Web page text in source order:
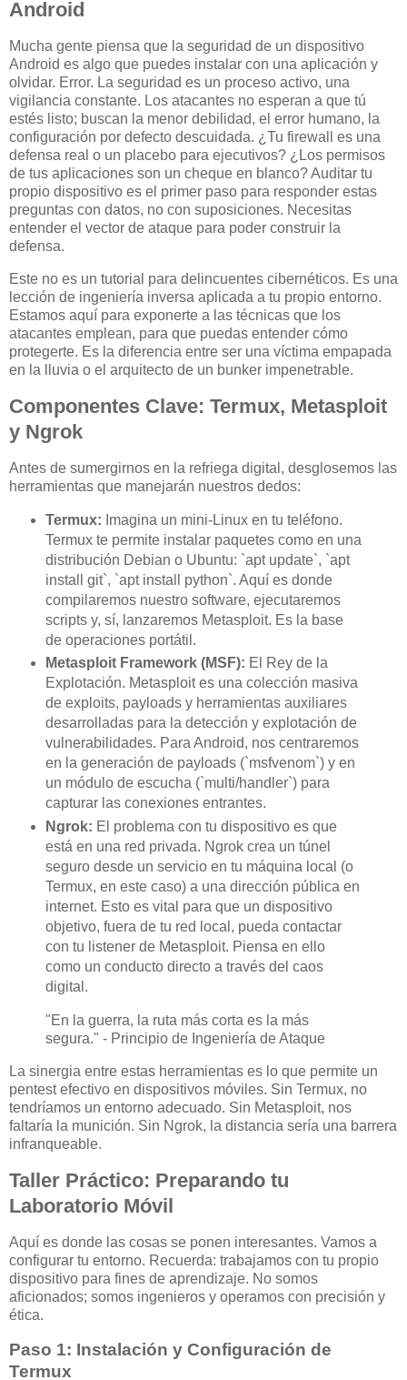
Android
Mucha gente piensa que la seguridad de un dispositivo
Android es algo que puedes instalar con una aplicación y
olvidar. Error. La seguridad es un proceso activo, una
vigilancia constante. Los atacantes no esperan a que tú
estés listo; buscan la menor debilidad, el error humano, la
configuración por defecto descuidada. ¿Tu firewall es una
defensa real o un placebo para ejecutivos? ¿Los permisos
de tus aplicaciones son un cheque en blanco? Auditar tu
propio dispositivo es el primer paso para responder estas
preguntas con datos, no con suposiciones. Necesitas
entender el vector de ataque para poder construir la
defensa.
Este no es un tutorial para delincuentes cibernéticos. Es una
lección de ingeniería inversa aplicada a tu propio entorno.
Estamos aquí para exponerte a las técnicas que los
atacantes emplean, para que puedas entender cómo
protegerte. Es la diferencia entre ser una víctima empapada
en la lluvia o el arquitecto de un bunker impenetrable.
Componentes Clave: Termux, Metasploit
y Ngrok
Antes de sumergirnos en la refriega digital, desglosemos las
herramientas que manejarán nuestros dedos:
Termux: Imagina un mini-Linux en tu teléfono.
Termux te permite instalar paquetes como en una
distribución Debian o Ubuntu: `apt update`, `apt
install git`, `apt install python`. Aquí es donde
compilaremos nuestro software, ejecutaremos
scripts y, sí, lanzaremos Metasploit. Es la base
de operaciones portátil.
Metasploit Framework (MSF): El Rey de la
Explotación. Metasploit es una colección masiva
de exploits, payloads y herramientas auxiliares
desarrolladas para la detección y explotación de
vulnerabilidades. Para Android, nos centraremos
en la generación de payloads (`msfvenom`) y en
un módulo de escucha (`multi/handler`) para
capturar las conexiones entrantes.
Ngrok: El problema con tu dispositivo es que
está en una red privada. Ngrok crea un túnel
seguro desde un servicio en tu máquina local (o
Termux, en este caso) a una dirección pública en
internet. Esto es vital para que un dispositivo
objetivo, fuera de tu red local, pueda contactar
con tu listener de Metasploit. Piensa en ello
como un conducto directo a través del caos
digital.
"En la guerra, la ruta más corta es la más
segura." - Principio de Ingeniería de Ataque
La sinergia entre estas herramientas es lo que permite un
pentest efectivo en dispositivos móviles. Sin Termux, no
tendríamos un entorno adecuado. Sin Metasploit, nos
faltaría la munición. Sin Ngrok, la distancia sería una barrera
infranqueable.
Taller Práctico: Preparando tu
Laboratorio Móvil
Aquí es donde las cosas se ponen interesantes. Vamos a
configurar tu entorno. Recuerda: trabajamos con tu propio
dispositivo para fines de aprendizaje. No somos
aficionados; somos ingenieros y operamos con precisión y
ética.
Paso 1: Instalación y Configuración de
Termux